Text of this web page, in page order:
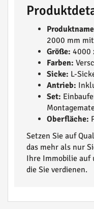
2000 mm
Größe: 4000
Farben:
Sicke: L-
Antrieb:
Set:
Oberfläche:
Setzen Sie auf
das mehr als nur
Ihre Immobilie auf
die Sie verdienen.